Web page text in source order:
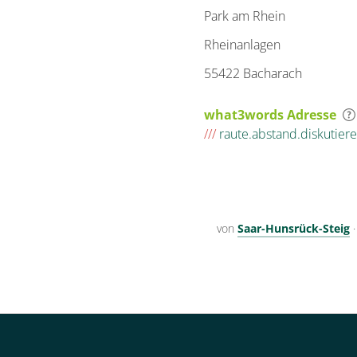
Park am Rhein
Rheinanlagen
55422 Bacharach
what3words Adresse
///
von Saar-Hunsrück-Steig ·